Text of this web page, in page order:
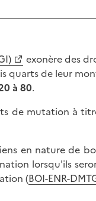
exonère des
quarts de leur
à 80.
de mutation à
en nature de
lorsqu'ils
(BOI-ENR-